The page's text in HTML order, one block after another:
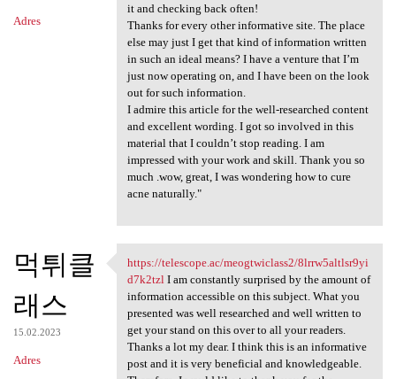
Adres
it and checking back often!
Thanks for every other informative site. The place
else may just I get that kind of information written
in such an ideal means? I have a venture that I’m
just now operating on, and I have been on the look
out for such information.
I admire this article for the well-researched content
and excellent wording. I got so involved in this
material that I couldn’t stop reading. I am
impressed with your work and skill. Thank you so
much .wow, great, I was wondering how to cure
acne naturally."
먹튀클
래스
15.02.2023
Adres
https://telescope.ac
https://telescope.ac/meogtwiclass2/8lrrw5altlsr9yi
d7k2tzlI am constantly surprised by the amount of
information accessible on this subject. What you
presented was well researched and well written to
get your stand on this over to all your readers.
Thanks a lot my dear. I think this is an informative
post and it is very beneficial and knowledgeable.